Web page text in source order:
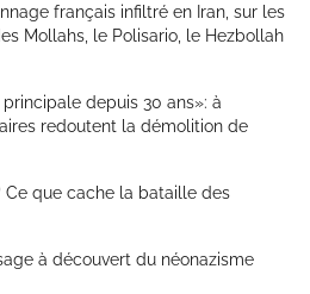
français infiltré en Iran, sur les
Mollahs, le Polisario, le Hezbollah
principale depuis 30 ans»: à
redoutent la démolition de
Ce que cache la bataille des
à découvert du néonazisme